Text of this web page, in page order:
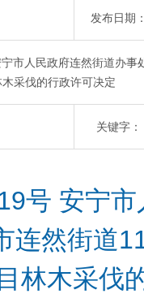
发布日期：
市人民政府连然街道办事
采伐的行政许可决定
关键字：
号 安宁
连然街道
林木采伐